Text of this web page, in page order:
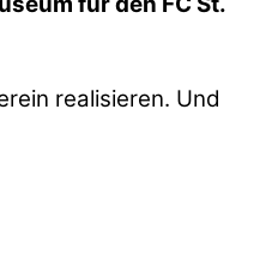
realisieren. Und